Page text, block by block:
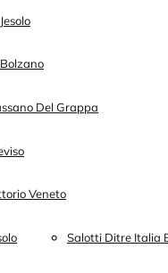
Del Grappa
Veneto
Salotti Ditre Italia